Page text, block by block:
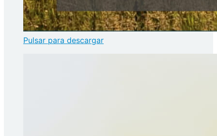
Pulsar para descargar